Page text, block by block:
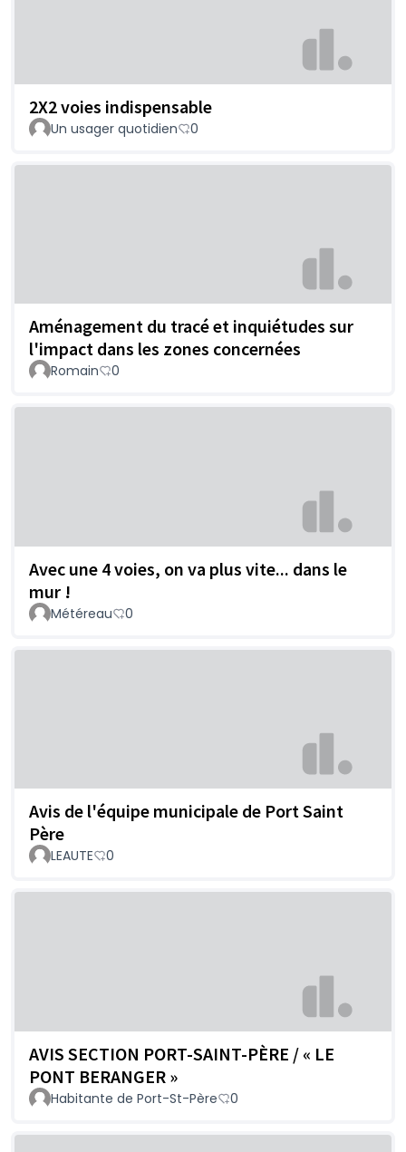
2X2 voies indispensable
Un usager quotidien 0
Aménagement du tracé et inquiétudes sur
l'impact dans les zones concernées
Romain 0
Avec une 4 voies, on va plus vite... dans le
mur !
Météreau 0
Avis de l'équipe municipale de Port Saint
Père
LEAUTE 0
AVIS SECTION PORT-SAINT-PÈRE / « LE
PONT BERANGER »
Habitante de Port-St-Père 0